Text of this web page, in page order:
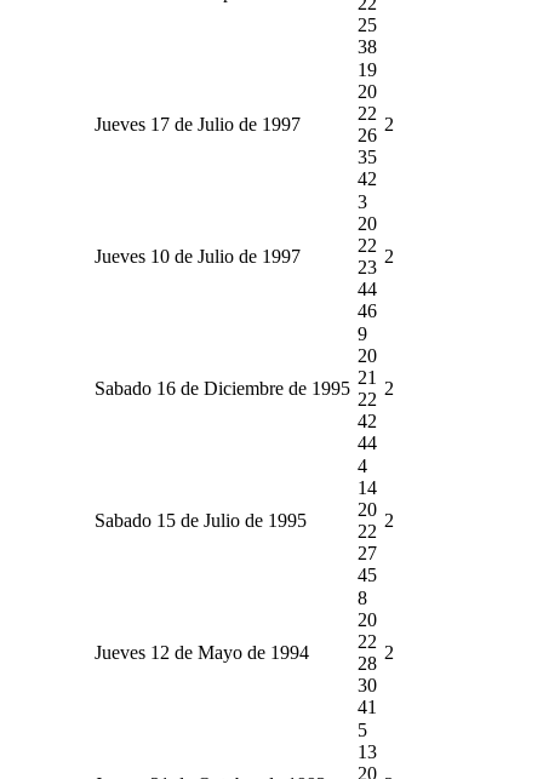
25
38
Jueves 17 de Julio de 1997
19
20
22
26
35
42
2
Jueves 10 de Julio de 1997
3
20
22
23
44
46
2
Sabado 16 de Diciembre de 1995
9
20
21
22
42
44
2
Sabado 15 de Julio de 1995
4
14
20
22
27
45
2
Jueves 12 de Mayo de 1994
8
20
22
28
30
41
2
5
13
20